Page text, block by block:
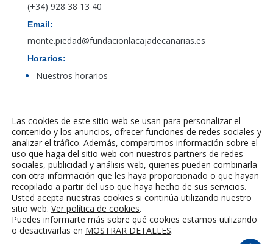
(+34) 928 38 13 40
Email:
monte.piedad@fundacionlacajadecanarias.es
Horarios:
Nuestros horarios
Acceso al canal de denuncias de PBCFT
©2023-2025 Fundación La Caja de
Las cookies de este sitio web se usan para personalizar el
contenido y los anuncios, ofrecer funciones de redes sociales y
analizar el tráfico. Además, compartimos información sobre el
uso que haga del sitio web con nuestros partners de redes
sociales, publicidad y análisis web, quienes pueden combinarla
con otra información que les haya proporcionado o que hayan
recopilado a partir del uso que haya hecho de sus servicios.
Usted acepta nuestras cookies si continúa utilizando nuestro
sitio web. Ver política de cookies.
Puedes informarte más sobre qué cookies estamos utilizando
o desactivarlas en MOSTRAR DETALLES.